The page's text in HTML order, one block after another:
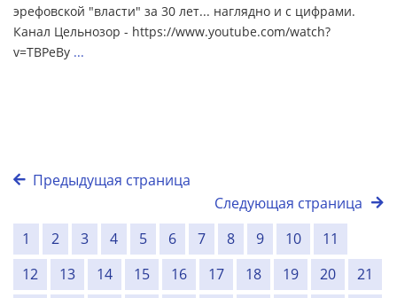
эрефовской "власти" за 30 лет... наглядно и с цифрами.
Канал Цельнозор - https://www.youtube.com/watch?
v=TBPeBy ...
Предыдущая страница
Следующая страница
1
2 3 4 5 6 7 8 9 10
11
12
13 14 15 16 17 18 19 20
21